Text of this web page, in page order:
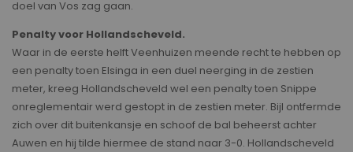
doel van Vos zag gaan.
Penalty voor Hollandscheveld.
Waar in de eerste helft Veenhuizen meende recht te hebben op
een penalty toen Elsinga in een duel neerging in de zestien
meter, kreeg Hollandscheveld wel een penalty toen Snippe
onreglementair werd gestopt in de zestien meter. Bijl ontfermde
zich over dit buitenkansje en schoof de bal beheerst achter
Auwen en hij tilde hiermee de stand naar 3-0. Hollandscheveld